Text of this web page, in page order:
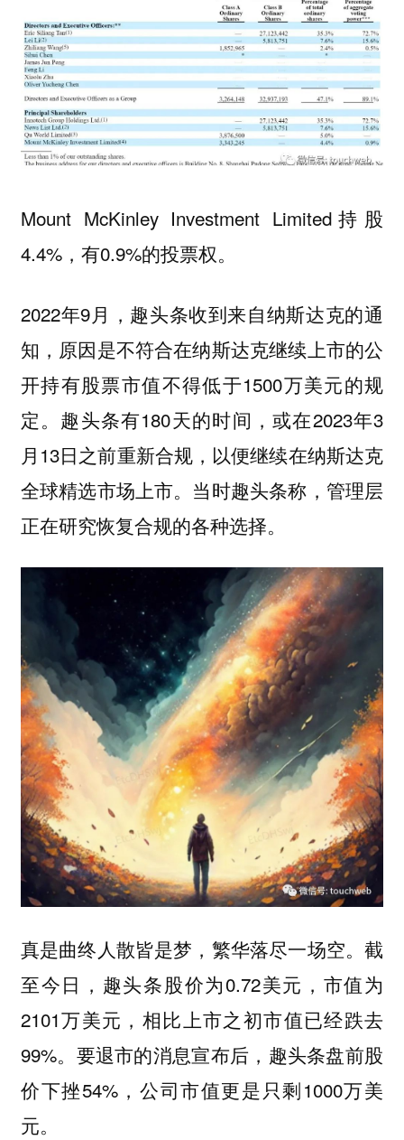
Mount McKinley Investment Limited持股
4.4%，有0.9%的投票权。
2022年9月，趣头条收到来自纳斯达克的通
知，原因是不符合在纳斯达克继续上市的公
开持有股票市值不得低于1500万美元的规
定。趣头条有180天的时间，或在2023年3
月13日之前重新合规，以便继续在纳斯达克
全球精选市场上市。当时趣头条称，管理层
正在研究恢复合规的各种选择。
真是曲终人散皆是梦，繁华落尽一场空。截
至今日，趣头条股价为0.72美元，市值为
2101万美元，相比上市之初市值已经跌去
99%。要退市的消息宣布后，趣头条盘前股
价下挫54%，公司市值更是只剩1000万美
元。